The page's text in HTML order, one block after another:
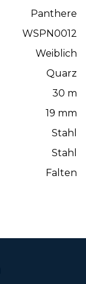
Panthere
WSPN0012
Weiblich
Quarz
30 m
19 mm
Stahl
Stahl
Falten